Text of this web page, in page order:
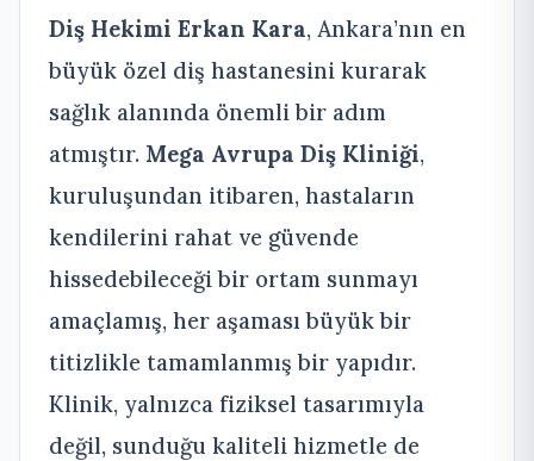
Diş Hekimi Erkan Kara, Ankara’nın en
büyük özel diş hastanesini kurarak
sağlık alanında önemli bir adım
atmıştır. Mega Avrupa Diş Kliniği,
kuruluşundan itibaren, hastaların
kendilerini rahat ve güvende
hissedebileceği bir ortam sunmayı
amaçlamış, her aşaması büyük bir
titizlikle tamamlanmış bir yapıdır.
Klinik, yalnızca fiziksel tasarımıyla
değil, sunduğu kaliteli hizmetle de